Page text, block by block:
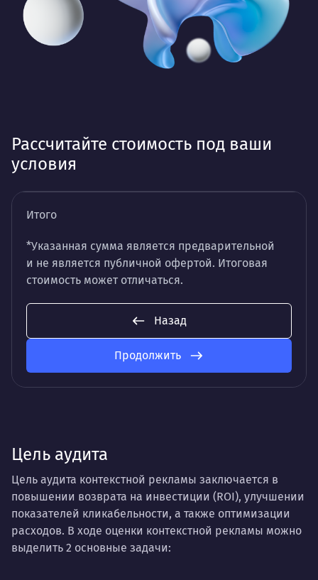
Рассчитайте стоимость под ваши
условия
Итого
*Указанная сумма является предварительной
и не является публичной офертой. Итоговая
стоимость может отличаться.
Назад
Продолжить
Цель аудита
Цель аудита контекстной рекламы заключается в
повышении возврата на инвестиции (ROI), улучшении
показателей кликабельности, а также оптимизации
расходов. В ходе оценки контекстной рекламы можно
выделить 2 основные задачи: